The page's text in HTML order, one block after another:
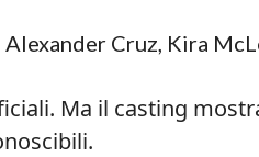
Cruz, Kira
Ma il casting